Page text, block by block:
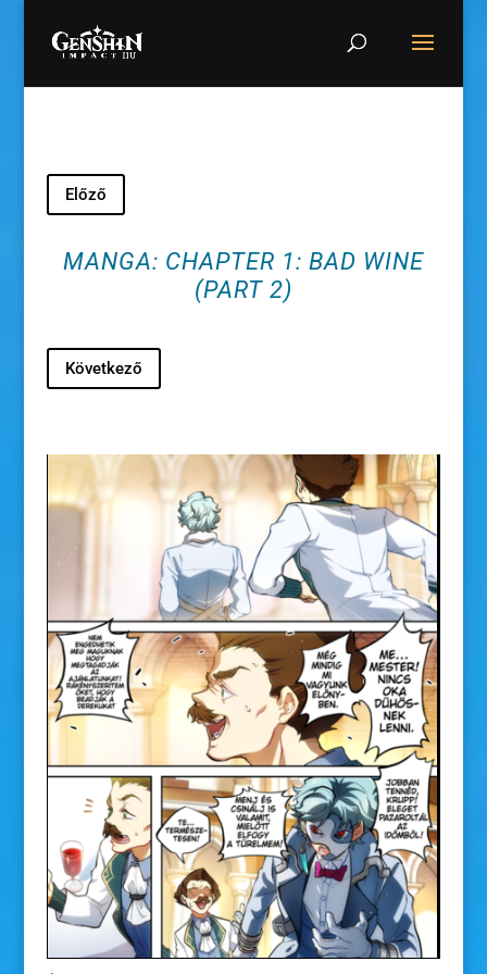
Előző
MANGA: CHAPTER 1: BAD WINE
(PART 2)
Következő